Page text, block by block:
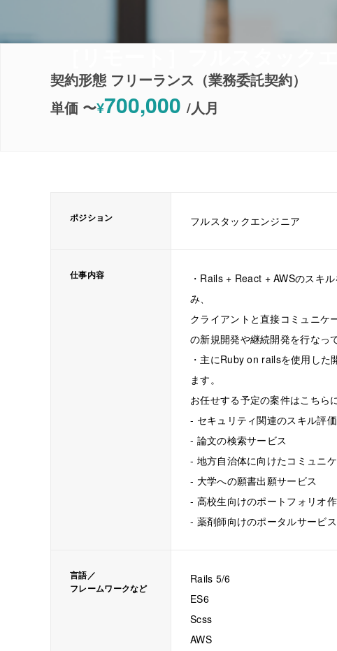
契約形態 フリーランス（業務委託契約）
単価 〜¥700,000 /人月
ポジション フルスタックエンジニア
仕事内容
・Rails + React + AWSのスキ
み、
クライアントと直接コミュニケ
の新規開発や継続開発を行なっ
・主にRuby on railsを使用した
ます。
お任せする予定の案件はこちら
- セキュリティ関連のスキル評
- 論文の検索サービス
- 地方自治体に向けたコミュニ
- 大学への願書出願サービス
- 高校生向けのポートフォリオ
- 薬剤師向けのポータルサービス
言語／
フレームワークなど
Rails 5/6
ES6
Scss
AWS